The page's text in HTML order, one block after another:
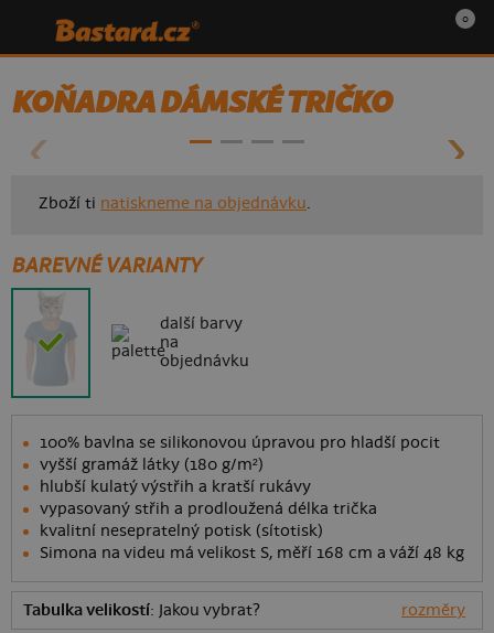
0
KOŇADRA DÁMSKÉ TRIČKO
Zboží ti natiskneme na objednávku.
BAREVNÉ VARIANTY
další barvy
na
objednávku
100% bavlna se silikonovou úpravou pro hladší pocit
vyšší gramáž látky (180 g/m²)
hlubší kulatý výstřih a kratší rukávy
vypasovaný střih a prodloužená délka trička
kvalitní nesepratelný potisk (sítotisk)
Simona na videu má velikost S, měří 168 cm a váží 48 kg
Tabulka velikostí: Jakou vybrat? rozměry